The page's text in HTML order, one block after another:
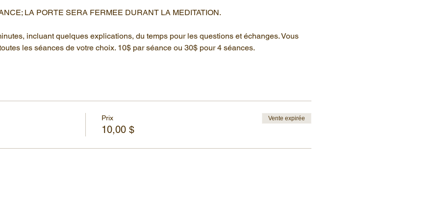
LA PORTE SERA FERMEE DURANT LA MEDITATION.
incluant quelques explications, du temps pour les questions et échanges. Vous
les séances de votre choix. 10$ par séance ou 30$ pour 4 séances.
Prix
10,00 $
Vente expirée